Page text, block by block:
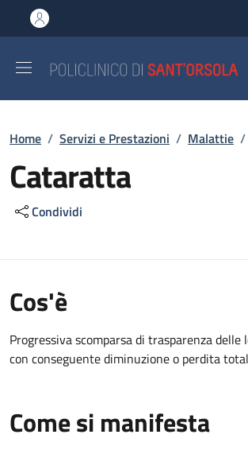
al contenuto principale
to footer content
Briciole di pane
Home / Servizi e Prestazioni / Malattie /
Cataratta
Condividi
Cos'è
Progressiva scomparsa di trasparenza delle
con conseguente diminuzione o perdita
Come si manifesta